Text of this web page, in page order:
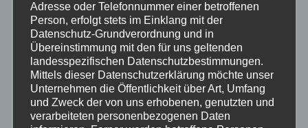
Altenkirchen
Bundespolizei
Feuerwehr
Hilfsorganisationen
Adresse oder Telefonnummer einer betroffenen
Person, erfolgt stets im Einklang mit der
Datenschutz-Grundverordnung und in
Übereinstimmung mit den für uns geltenden
landesspezifischen Datenschutzbestimmungen.
Mittels dieser Datenschutzerklärung möchte unser
Unternehmen die Öffentlichkeit über Art, Umfang
und Zweck der von uns erhobenen, genutzten und
verarbeiteten personenbezogenen Daten